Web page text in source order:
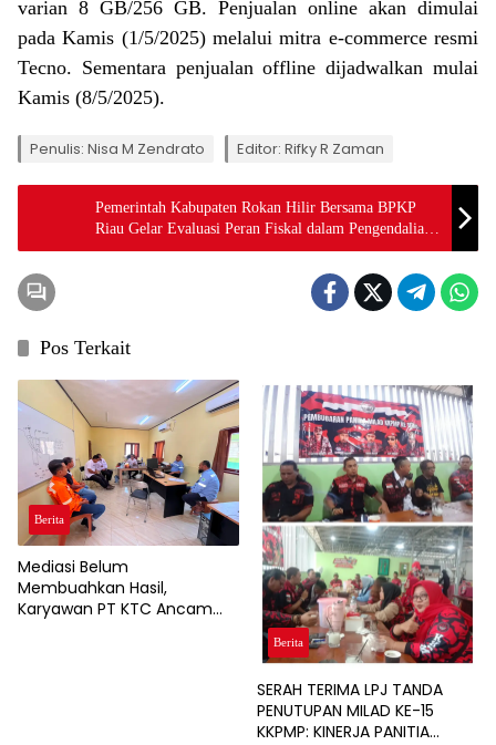
varian 8 GB/256 GB. Penjualan online akan dimulai
pada Kamis (1/5/2025) melalui mitra e-commerce resmi
Tecno. Sementara penjualan offline dijadwalkan mulai
Kamis (8/5/2025).
Penulis: Nisa M Zendrato Editor: Rifky R Zaman
Pemerintah Kabupaten Rokan Hilir Bersama BPKP
Riau Gelar Evaluasi Peran Fiskal dalam Pengendalian
Inflasi Daerah
Pos Terkait
Berita
Mediasi Belum
Membuahkan Hasil,
Karyawan PT KTC Ancam
Berita
SERAH TERIMA LPJ TANDA
PENUTUPAN MILAD KE-15
KKPMP: KINERJA PANITIA